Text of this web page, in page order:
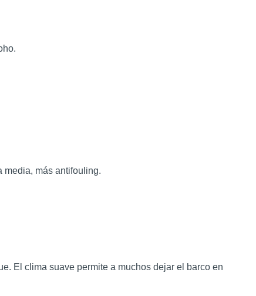
media, más antifouling.
El clima suave permite a muchos dejar el barco en